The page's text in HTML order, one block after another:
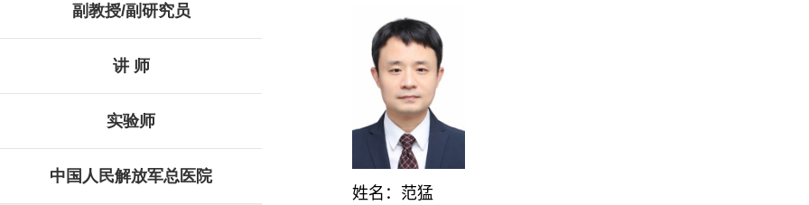
副教授/副研究员
讲 师
实验师
中国人民解放军总医院
姓名：范猛